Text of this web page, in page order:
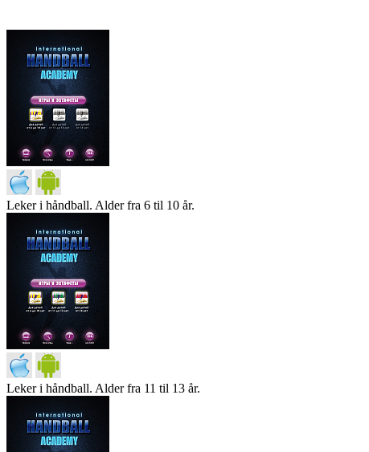
Leker i håndball. Alder fra 6 til 10 år.
Leker i håndball. Alder fra 11 til 13 år.